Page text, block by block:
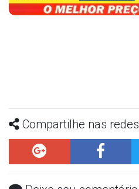
Compartilhe nas redes